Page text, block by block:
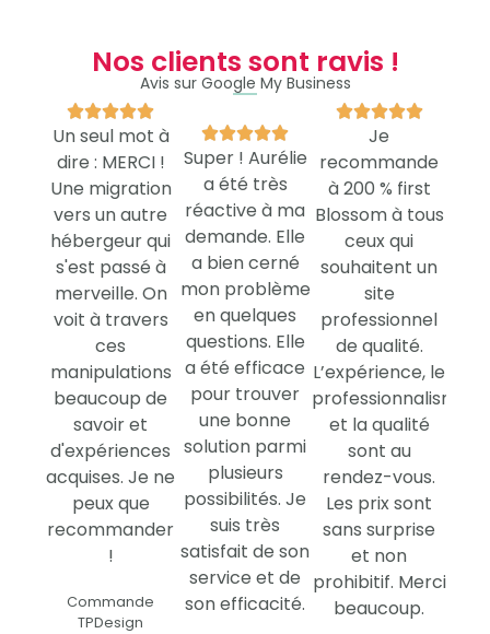
Nos clients sont ravis !
Avis sur Google My Business

Un seul mot à
dire : MERCI !
Une migration
vers un autre
hébergeur qui
s'est passé à
merveille. On
voit à travers
ces
manipulations
beaucoup de
savoir et
d'expériences
acquises. Je ne
peux que
recommander
!
Commande
TPDesign

Super ! Aurélie
a été très
réactive à ma
demande. Elle
a bien cerné
mon problème
en quelques
questions. Elle
a été efficace
pour trouver
une bonne
solution parmi
plusieurs
possibilités. Je
suis très
satisfait de son
service et de
son efficacité.

Je
recommande
à 200 % first
Blossom à tous
ceux qui
souhaitent un
site
professionnel
de qualité.
L’expérience, le
professionnalisme
et la qualité
sont au
rendez-vous.
Les prix sont
sans surprise
et non
prohibitif. Merci
beaucoup.